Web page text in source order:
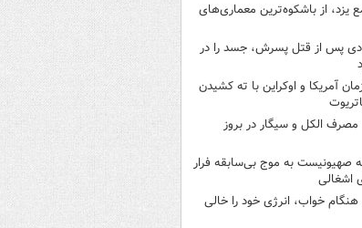
یزد، از باشکوه‌ترین معماری‌های
پس از قتل پسرش، جسد را در
آمریکا و اوکراین با ته کشیدن
الکل و سیگار در بروز
صهیونیست به موج بی‌سابقه فرار
اشغالی
هنگام خواب، انرژی خود را خالی